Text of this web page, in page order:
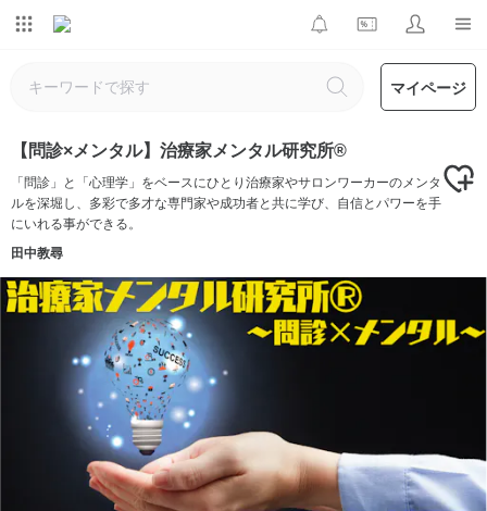
マイページ
【問診×メンタル】治療家メンタル研究所®
「問診」と「心理学」をベースにひとり治療家やサロンワーカーのメンタ
ルを深堀し、多彩で多才な専門家や成功者と共に学び、自信とパワーを手
にいれる事ができる。
田中教尋